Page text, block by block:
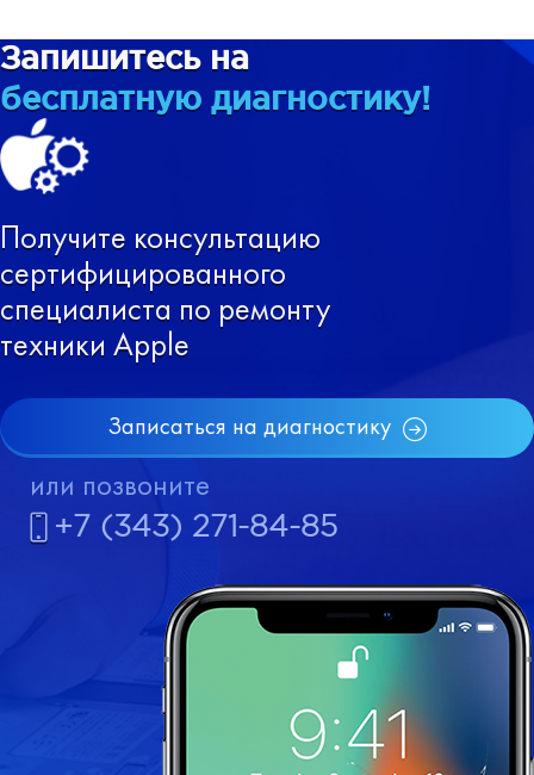
Запишитесь на
бесплатную диагностику!
Получите консультацию
сертифицированного
специалиста по ремонту
техники Apple
Записаться на диагностику
или позвоните
+7 (343) 271-84-85